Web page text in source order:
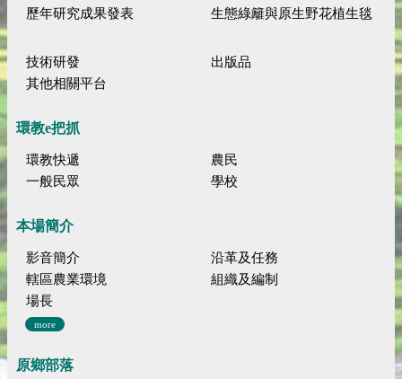
歷年研究成果發表
生態綠籬與原生野花植生毯
技術研發
出版品
其他相關平台
環教e把抓
環教快遞
農民
一般民眾
學校
本場簡介
影音簡介
沿革及任務
轄區農業環境
組織及編制
場長
more
原鄉部落